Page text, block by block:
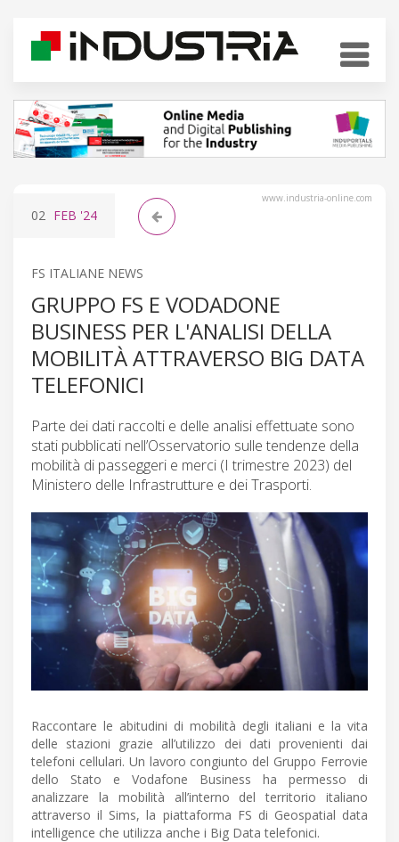
www.industria-online.com
02 FEB '24
FS ITALIANE NEWS
GRUPPO FS E VODADONE
BUSINESS PER L'ANALISI DELLA
MOBILITÀ ATTRAVERSO BIG DATA
TELEFONICI
Parte dei dati raccolti e delle analisi effettuate sono
stati pubblicati nell’Osservatorio sulle tendenze della
mobilità di passeggeri e merci (I trimestre 2023) del
Ministero delle Infrastrutture e dei Trasporti.
Raccontare le abitudini di mobilità degli italiani e la vita
delle stazioni grazie all’utilizzo dei dati provenienti dai
telefoni cellulari. Un lavoro congiunto del Gruppo Ferrovie
dello Stato e Vodafone Business ha permesso di
analizzare la mobilità all’interno del territorio italiano
attraverso il Sims, la piattaforma FS di Geospatial data
intelligence che utilizza anche i Big Data telefonici.